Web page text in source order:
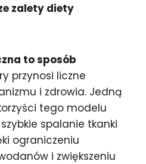
zalety diety
to sposób
przynosi liczne
i zdrowia. Jedną
tego modelu
spalanie tkanki
ograniczeniu
i zwiększeniu